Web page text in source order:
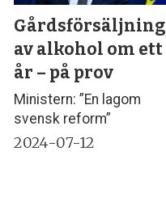
Gårdsförsäljning
av alkohol om ett
år – på prov
Ministern: ”En lagom
svensk reform”
2024-07-12